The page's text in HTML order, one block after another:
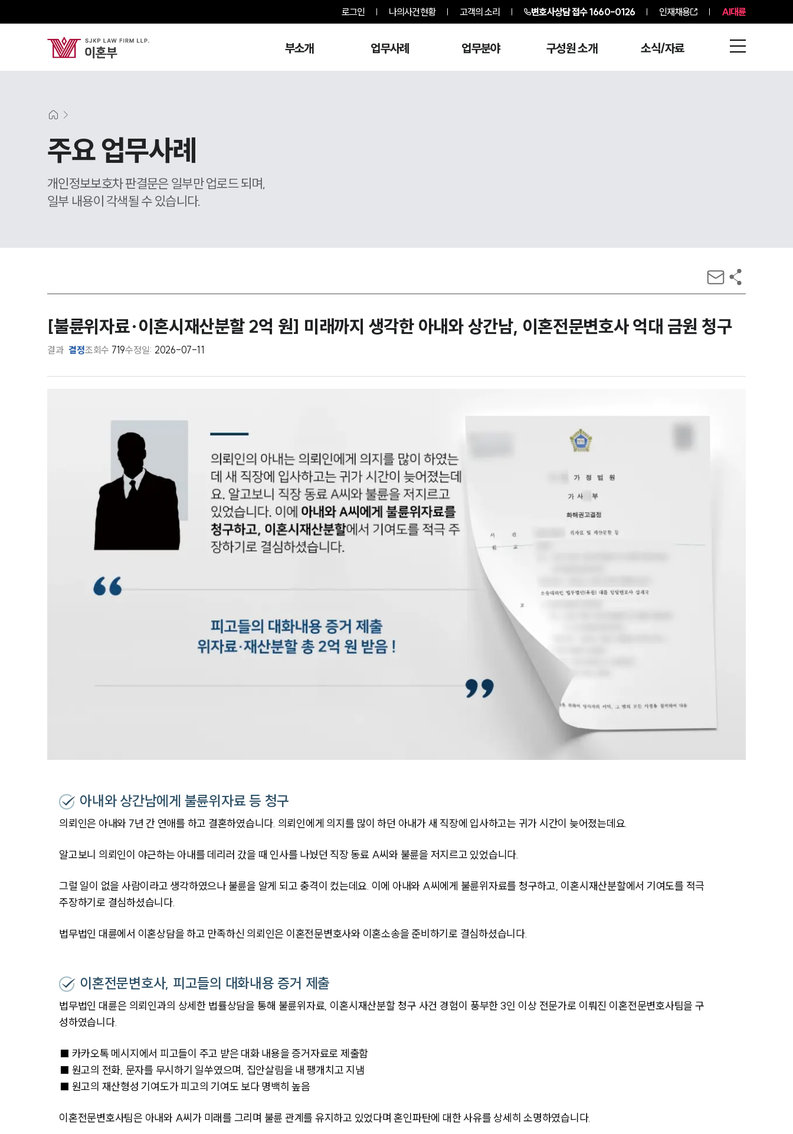
로그인 나의사건현황 고객의 소리 변호사상담 접수1660-0126 인재채용 AI대륜
부소개 업무사례 업무분야 구성원 소개 소식/자료
부소개
고객의 소리
주요 업무사례
개인정보보호차 판결문은 일부만 업로드 되며,
일부 내용이 각색될 수 있습니다.
[불륜위자료·이혼시재산분할 2억 원] 미래까지 생각한 아내와 상간남, 이혼전문변호사 억대 금원 청구
결과 결정조회수 719수정일: 2026-07-11
아내와 상간남에게 불륜위자료 등 청구
의뢰인은 아내와 7년 간 연애를 하고 결혼하였습니다. 의뢰인에게 의지를 많이 하던 아내가 새 직장에 입사하고는 귀가 시간이 늦어졌는데요.
알고보니 의뢰인이 야근하는 아내를 데리러 갔을 때 인사를 나눴던 직장 동료 A씨와 불륜을 저지르고 있었습니다.
그럴 일이 없을 사람이라고 생각하였으나 불륜을 알게 되고 충격이 컸는데요. 이에 아내와 A씨에게 불륜위자료를 청구하고, 이혼시재산분할에서 기여도를 적극
주장하기로 결심하셨습니다.
법무법인 대륜에서 이혼상담을 하고 만족하신 의뢰인은 이혼전문변호사와 이혼소송을 준비하기로 결심하셨습니다.
이혼전문변호사, 피고들의 대화내용 증거 제출
법무법인 대륜은 의뢰인과의 상세한 법률상담을 통해 불륜위자료, 이혼시재산분할 청구 사건 경험이 풍부한 3인 이상 전문가로 이뤄진 이혼전문변호사팀을 구
성하였습니다.
■ 카카오톡 메시지에서 피고들이 주고 받은 대화 내용을 증거자료로 제출함
■ 원고의 전화, 문자를 무시하기 일쑤였으며, 집안살림을 내 팽개치고 지냄
■ 원고의 재산형성 기여도가 피고의 기여도 보다 명백히 높음
이혼전문변호사팀은 아내와 A씨가 미래를 그리며 불륜 관계를 유지하고 있었다며 혼인파탄에 대한 사유를 상세히 소명하였습니다.